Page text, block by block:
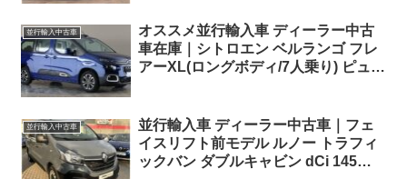
並行輸入中古車
オススメ並行輸入車 ディーラー中古
車在庫｜シトロエン ベルランゴ フレ
アーXL(ロングボディ/7人乗り) ピュア
並行輸入中古車
並行輸入車 ディーラー中古車｜フェ
イスリフト前モデル ルノー トラフィ
ックバン ダブルキャビン dCi 145